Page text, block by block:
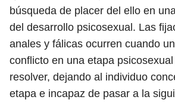
búsqueda de placer del ello en
del desarrollo psicosexual. Las
anales y fálicas ocurren cuando
conflicto en una etapa
resolver, dejando al individuo
etapa e incapaz de pasar a la